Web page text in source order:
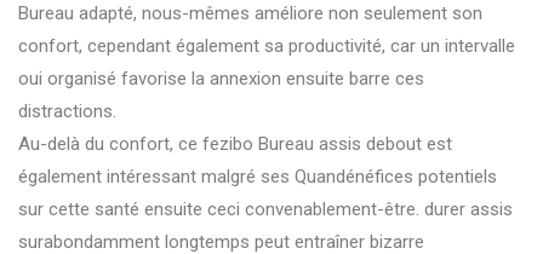
Bureau adapté, nous-mêmes améliore non seulement son
confort, cependant également sa productivité, car un intervalle
oui organisé favorise la annexion ensuite barre ces
distractions.
Au-delà du confort, ce fezibo Bureau assis debout est
également intéressant malgré ses Quandénéfices potentiels
sur cette santé ensuite ceci convenablement-être. durer assis
surabondamment longtemps peut entraîner bizarre